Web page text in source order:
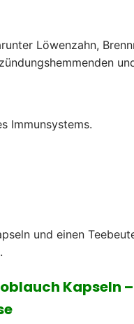
Löwenzahn,
Immunsystems.
und einen